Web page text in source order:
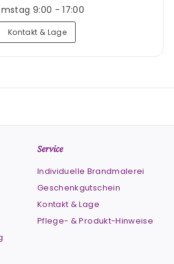
9:00 - 17:00
Kontakt & Lage
Service
Individuelle Brandmalerei
Geschenkgutschein
Kontakt & Lage
Pflege- & Produkt-Hinweise